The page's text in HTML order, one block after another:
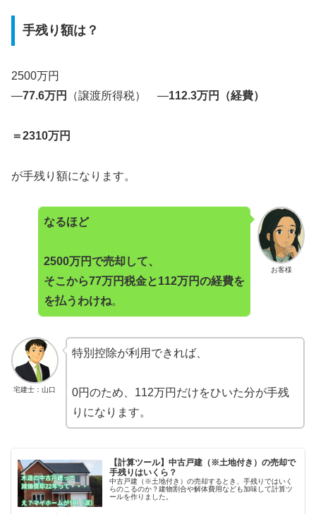
手残り額は？
2500万円
―77.6万円 （譲渡所得税） ―112.3万円（経費）
＝2310万円
が手残り額になります。
お客様
なるほど
2500万円で売却して、
そこから77万円税金と112万円の経費を
を払うわけね。
宅建士：山口
特別控除が利用できれば、
0円のため、112万円だけをひいた分が手残
りになります。
【計算ツール】中古戸建（※土地付き）の売却で
手残りはいくら？
中古戸建（※土地付き）の売却するとき、手残りではいく
らのこるのか？建物割合や解体費用なども加味して計算ツ
ールを作りました。